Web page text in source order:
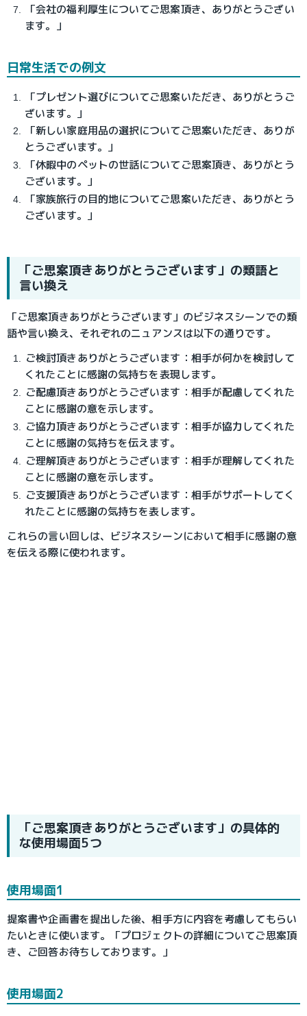
「会社の福利厚生についてご思案頂き、ありがとうござい
ます。」
日常生活での例文
「プレゼント選びについてご思案いただき、ありがとうご
ざいます。」
「新しい家庭用品の選択についてご思案いただき、ありが
とうございます。」
「休暇中のペットの世話についてご思案頂き、ありがとう
ございます。」
「家族旅行の目的地についてご思案いただき、ありがとう
ございます。」
「ご思案頂きありがとうございます」の類語と
言い換え
「ご思案頂きありがとうございます」のビジネスシーンでの類
語や言い換え、それぞれのニュアンスは以下の通りです。
ご検討頂きありがとうございます：相手が何かを検討して
くれたことに感謝の気持ちを表現します。
ご配慮頂きありがとうございます：相手が配慮してくれた
ことに感謝の意を示します。
ご協力頂きありがとうございます：相手が協力してくれた
ことに感謝の気持ちを伝えます。
ご理解頂きありがとうございます：相手が理解してくれた
ことに感謝の意を示します。
ご支援頂きありがとうございます：相手がサポートしてく
れたことに感謝の気持ちを表します。
これらの言い回しは、ビジネスシーンにおいて相手に感謝の意
を伝える際に使われます。
「ご思案頂きありがとうございます」の具体的
な使用場面5つ
使用場面1
提案書や企画書を提出した後、相手方に内容を考慮してもらい
たいときに使います。「プロジェクトの詳細についてご思案頂
き、ご回答お待ちしております。」
使用場面2